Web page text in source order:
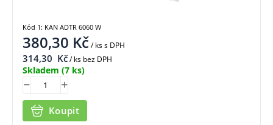
380,30 Kč/ kss DPH
314,30 Kč/ ks bez DPH
Skladem (7 ks)
Koupit
Kód 1: KAN ADTR 6060 W